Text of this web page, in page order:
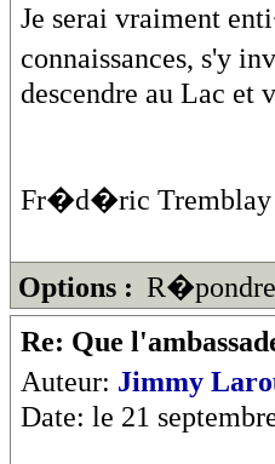
Je serai vraiment
connaissances, s'y
descendre au Lac et
Fr�d�ric Tremblay
Options : R�pondre
Re: Que
Auteur: Jimmy
Date: le 21